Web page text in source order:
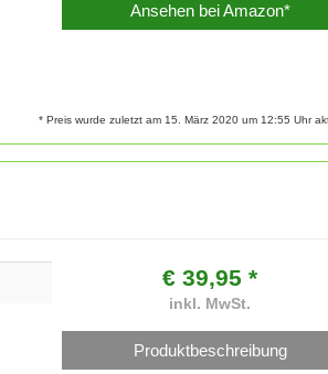
Ansehen bei Amazon*
* Preis wurde zuletzt am 15. März 2020 um 12:55 Uhr
€ 39,95 *
inkl. MwSt.
Produktbeschreibung